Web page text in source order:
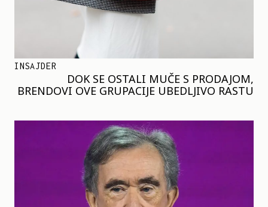
INSAJDER
DOK SE OSTALI MUČE S PRODAJOM,
BRENDOVI OVE GRUPACIJE UBEDLJIVO RASTU